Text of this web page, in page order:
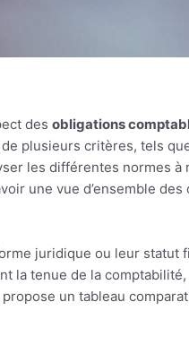
des obligations
plusieurs critères, tels
les différentes normes
une vue d’ensemble
juridique ou leur statut
la tenue de la
un tableau